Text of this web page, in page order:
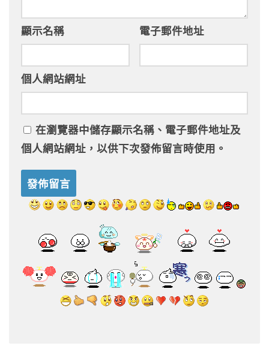
顯示名稱 電子郵件地址
個人網站網址
在瀏覽器中儲存顯示名稱、電子郵件地址及
個人網站網址，以供下次發佈留言時使用。